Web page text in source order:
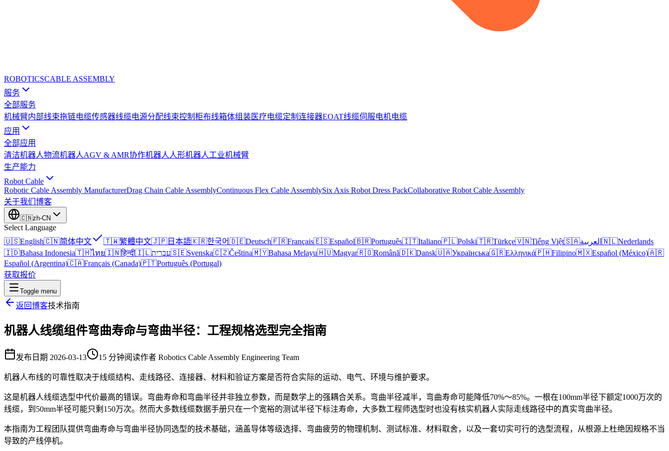
ROBOTICSCABLE ASSEMBLY
服务
全部服务
机械臂内部线束拖链电缆传感器线缆电源分配线束控制柜布线箱体组装医疗电缆定制连接器EOAT线缆伺服电机电缆
应用
全部应用
清洁机器人物流机器人AGV & AMR协作机器人 人形机器人工业机械臂
生产能力
Robot Cable
Robotic Cable Assembly ManufacturerDrag Chain Cable AssemblyContinuous Flex Cable AssemblySix Axis Robot Dress PackCollaborative Robot Cable Assembly
关于我们 博客
🇨🇳zh-CN
Select Language
🇺🇸English🇨🇳简体中文 🇹🇼繁體中文🇯🇵 日本語🇰🇷한국어🇩🇪Deutsch🇫🇷Français🇪🇸Español🇧🇷Português🇮🇹Italiano🇵🇱Polski🇹🇷Türkçe🇻🇳Tiếng Việt🇸🇦العربية 🇳🇱Nederlands
🇮🇩Bahasa Indonesia🇹🇭ไทย🇮🇳हिन्दी🇮🇱עברית🇸🇪Svenska🇨🇿Čeština🇲🇾Bahasa Melayu🇭🇺Magyar🇷🇴Română🇩🇰Dansk🇺🇦Українська🇬🇷Ελληνικά🇵🇭Filipino🇲🇽Español (México)🇦🇷
Español (Argentina)🇨🇦Français (Canada)🇵🇹Português (Portugal)
获取报价
Toggle menu
返回博客技术指南
机器人线缆组件弯曲寿命与弯曲半径：工程规格选型完全指南
发布日期 2026-03-13 15 分钟阅读作者 Robotics Cable Assembly Engineering Team
机器人布线的可靠性取决于线缆结构、走线路径、连接器、材料和验证方案是否符合实际的运动、电气、环境与维护要求。
这是机器人线缆选型中代价最高的错误。弯曲寿命和弯曲半径并非独立参数，而是数学上的强耦合关系。弯曲半径减半，弯曲寿命可能降低70%～85%。一根在100mm半径下额定1000万次的
线缆，到50mm半径可能只剩150万次。然而大多数线缆数据手册只在一个宽裕的测试半径下标注寿命，大多数工程师选型时也没有核实机器人实际走线路径中的真实弯曲半径。
本指南为工程团队提供弯曲寿命与弯曲半径协同选型的技术基础，涵盖导体等级选择、弯曲疲劳的物理机制、测试标准、材料取舍，以及一套切实可行的选型流程，从根源上杜绝因规格不当
导致的产线停机。